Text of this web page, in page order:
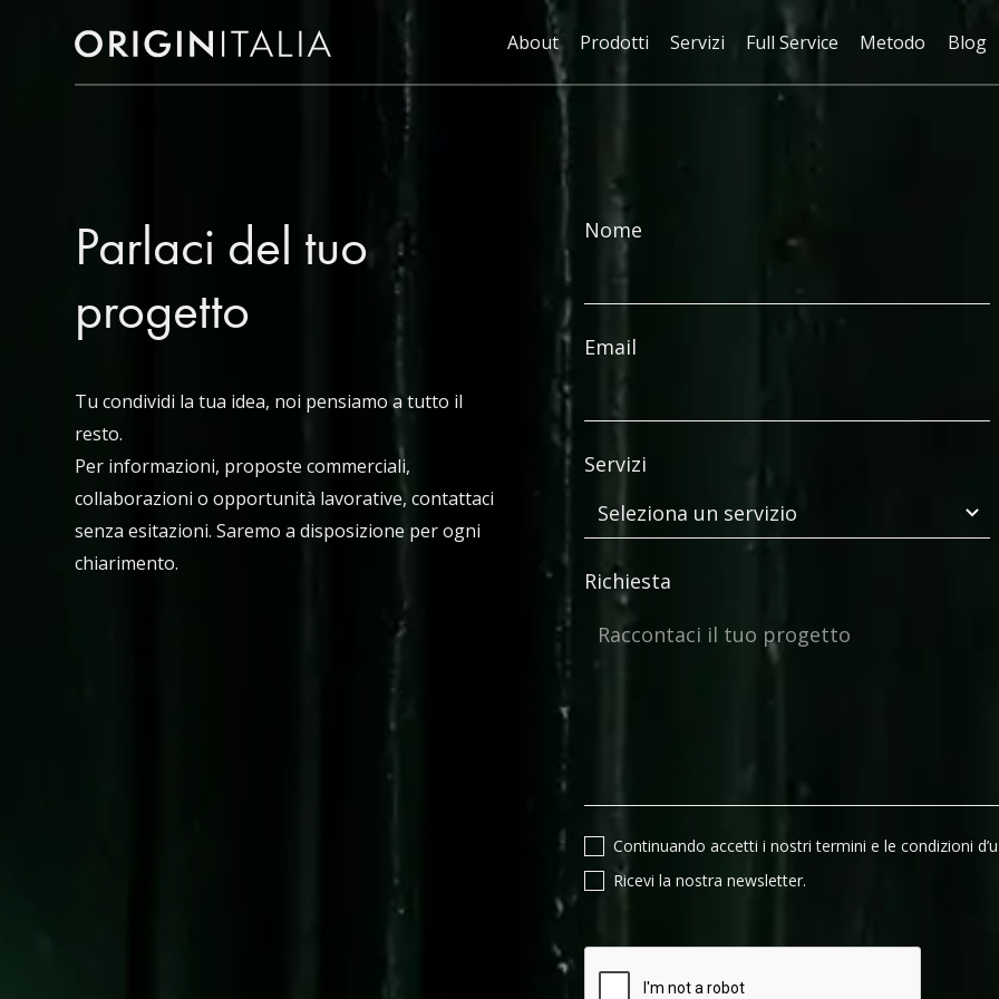
About Prodotti Servizi Full Service Metodo Blog
Parlaci del tuo
progetto
Tu condividi la tua idea, noi pensiamo a tutto il
resto.
Per informazioni, proposte commerciali,
collaborazioni o opportunità lavorative, contattaci
senza esitazioni. Saremo a disposizione per ogni
chiarimento.
Nome
Email
Servizi
Richiesta
Continuando accetti i nostri termini e le condizioni
Ricevi la nostra newsletter.